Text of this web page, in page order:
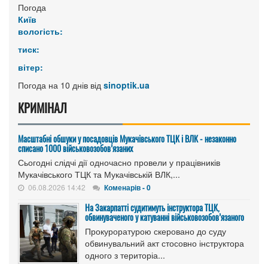
Погода
Київ
вологість:
тиск:
вітер:
Погода на 10 днів від sinoptik.ua
КРИМІНАЛ
Масштабні обшуки у посадовців Мукачівського ТЦК і ВЛК - незаконно
списано 1000 військовозобов’язаних
Сьогодні слідчі дії одночасно провели у працівників
Мукачівського ТЦК та Мукачівській ВЛК,...
06.08.2026 14:42 Коменарів - 0
На Закарпатті судитимуть інструктора ТЦК,
обвинуваченого у катуванні військовозобов’язаного
Прокуроратурою скеровано до суду
обвинувальний акт стосовно інструктора
одного з територіа...